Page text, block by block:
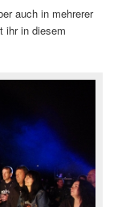
auch in mehrerer
ihr in diesem